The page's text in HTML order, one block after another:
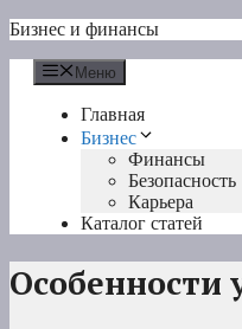
Перейти
содержимому
Бизнес и финансы
Меню
Главная
Бизнес
Финансы
Безопасность
Карьера
Каталог статей
Особенности